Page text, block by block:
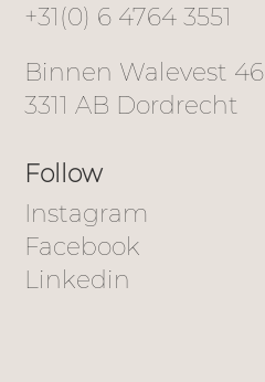
+31(0) 6 4764 3551
Binnen Walevest 46
3311 AB Dordrecht
Follow
Instagram
Facebook
Linkedin